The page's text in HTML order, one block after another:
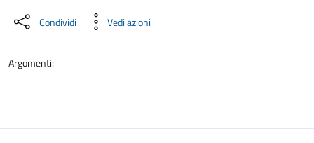
Condividi Vedi azioni
Argomenti: